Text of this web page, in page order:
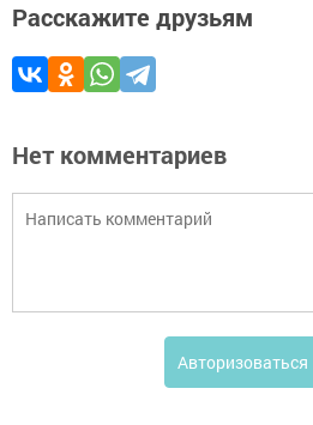
Расскажите друзьям
Нет комментариев
Авторизоваться